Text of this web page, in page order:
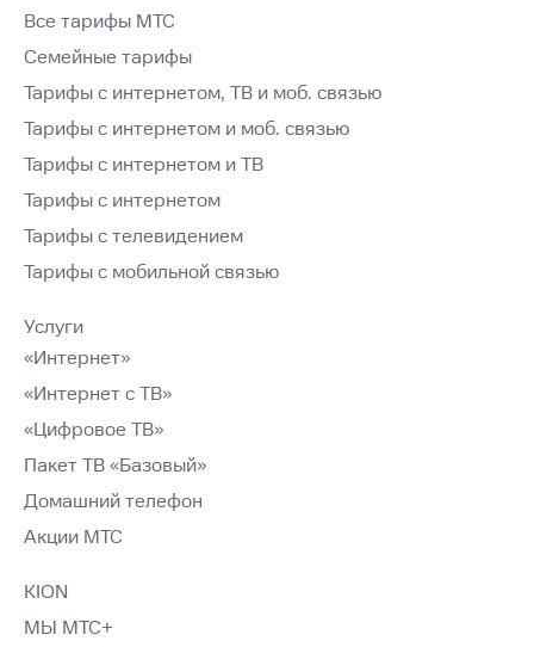
Все тарифы МТС
Семейные тарифы
Тарифы с интернетом, ТВ и моб. связью
Тарифы с интернетом и моб. связью
Тарифы с интернетом и ТВ
Тарифы с интернетом
Тарифы с телевидением
Тарифы с мобильной связью
Услуги
«Интернет»
«Интернет с ТВ»
«Цифровое ТВ»
Пакет ТВ «Базовый»
Домашний телефон
Акции МТС
KION
МЫ МТС+